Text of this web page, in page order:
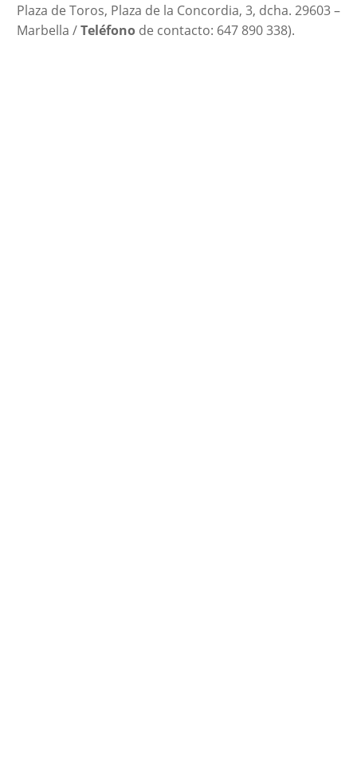
Plaza de Toros, Plaza de la Concordia, 3, dcha. 29603 –
Marbella /Teléfono de contacto: 647 890 338).